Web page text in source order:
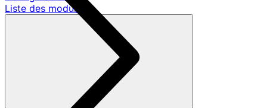
Liste des modules